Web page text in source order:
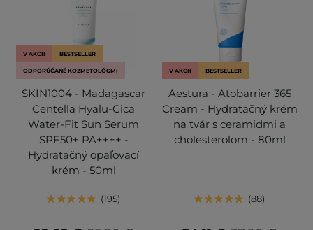
V AKCII BESTSELLER
ODPORÚČANÉ KOZMETOLÓGMI
SKIN1004 - Madagascar
Centella Hyalu-Cica
Water-Fit Sun Serum
SPF50+ PA++++ -
Hydratačný opaľovací
krém - 50ml
195
V AKCII BESTSELLER
Aestura - Atobarrier 365
Cream - Hydratačný krém
na tvár s ceramidmi a
cholesterolom - 80ml
88